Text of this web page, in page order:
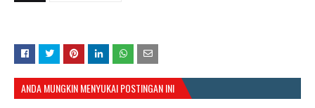
ANDA MUNGKIN MENYUKAI POSTINGAN INI